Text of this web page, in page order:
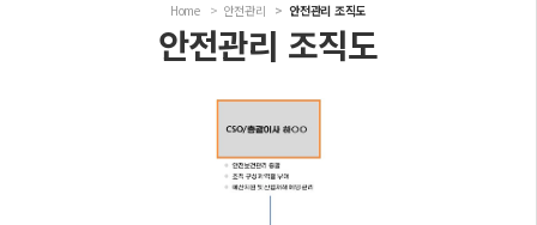
Home 안전관리 안전관리 조직도
안전관리 조직도